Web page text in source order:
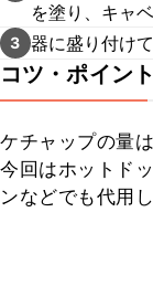
を塗り、キャ
3 器に盛り付け
コツ・ポイント
ケチャップの量
今回はホットド
ンなどでも代用